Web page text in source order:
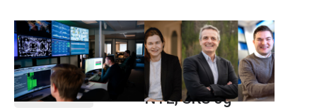
Produkter og tjenester
Bedrift
18. juni 2026
Pressemeldinger
11. mai 2026
NTE, SKS og